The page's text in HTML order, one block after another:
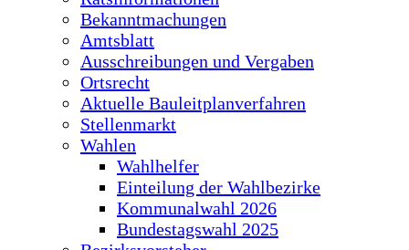
Bekanntmachungen
Amtsblatt
Ausschreibungen und Vergaben
Ortsrecht
Aktuelle Bauleitplanverfahren
Stellenmarkt
Wahlen
Wahlhelfer
Einteilung der Wahlbezirke
Kommunalwahl 2026
Bundestagswahl 2025